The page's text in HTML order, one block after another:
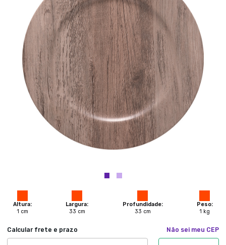
Altura:
1 cm
Largura:
33 cm
Profundidade:
33 cm
Peso:
1 kg
Calcular frete e prazo Não sei meu CEP